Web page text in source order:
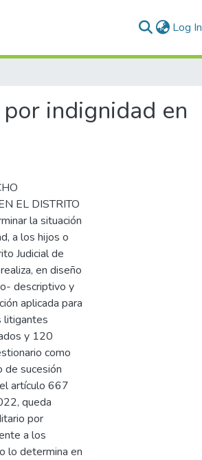
Log In
indignidad en
EL DISTRITO
la situación
a los hijos o
Judicial de
en diseño
descriptivo y
aplicada para
litigantes
y 120
como
de sucesión
artículo 667
queda
por
a los
lo determina en